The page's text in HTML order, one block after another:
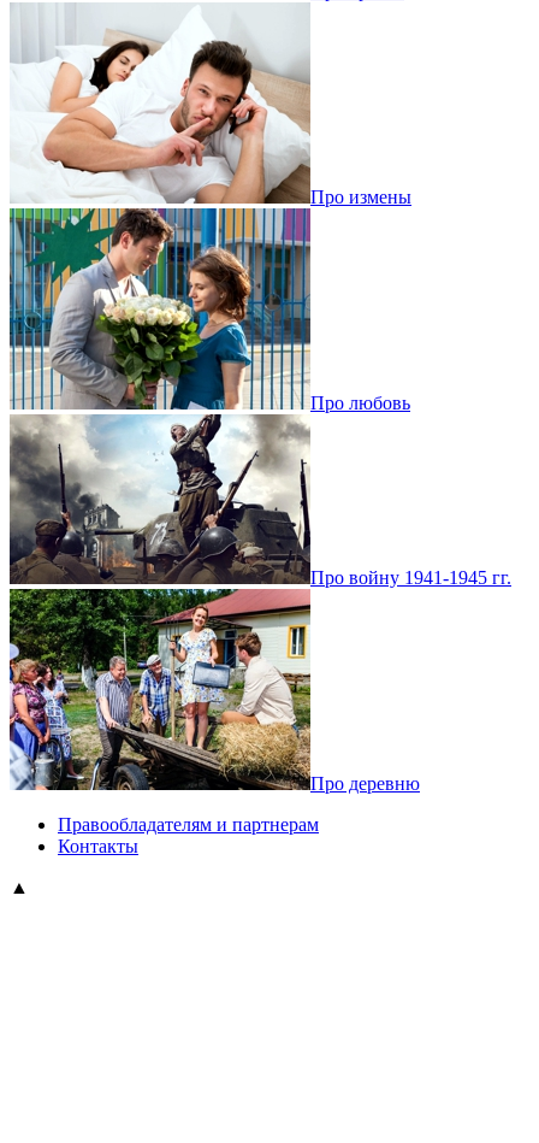
Про измены
Про любовь
Про войну 1941-1945 гг.
Про деревню
Правообладателям и партнерам
Контакты
▲